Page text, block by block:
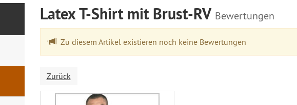
Latex T-Shirt mit Brust-RV Bewertungen
Zu diesem Artikel existieren noch keine Bewertungen
Zurück